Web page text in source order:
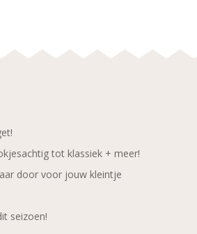
tot klassiek + meer!
door voor jouw kleintje
seizoen!